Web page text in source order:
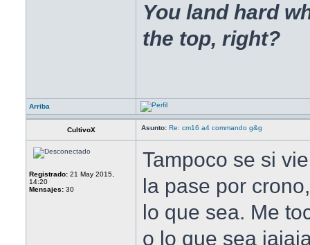
You land hard
the top, right?
Arriba
CultivoX Asunto: Re: cm16 a4 commando g&g
Registrado: 21 May 2015,
14:20
Mensajes: 30
Tampoco se si
la pase por
lo que sea. Me
o lo que sea